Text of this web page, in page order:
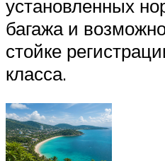
установленных
багажа и
стойке
класса.